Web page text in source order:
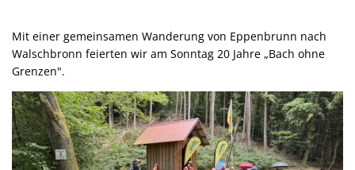
Mit einer gemeinsamen Wanderung von Eppenbrunn nach
Walschbronn feierten wir am Sonntag 20 Jahre „Bach ohne
Grenzen".